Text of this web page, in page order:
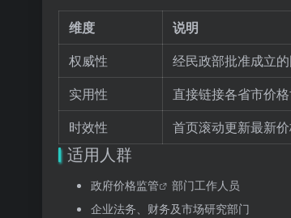
维度
说明
权威性
经民政部批准成立
实用性
直接链接各省市价
时效性
首页滚动更新最新
适用人群
政府价格监管
部门工作人员
企业法务、财务及市场研究部门